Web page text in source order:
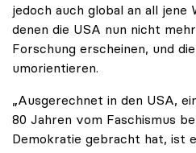
jedoch auch global an all jene
denen die USA nun nicht
Forschung erscheinen, und
umorientieren.
„Ausgerechnet in den USA,
80 Jahren vom Faschismus
Demokratie gebracht hat, ist